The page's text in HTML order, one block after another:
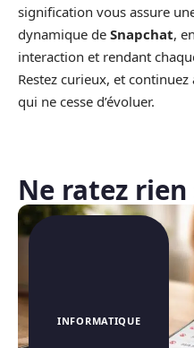
signification vous assure
dynamique de Snapchat,
interaction et rendant
Restez curieux, et
qui ne cesse d’évoluer.
Ne ratez
INFORMATIQUE